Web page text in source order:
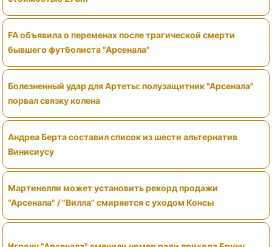
FA объявила о переменах после трагической смерти
бывшего футболиста "Арсенала"
Болезненный удар для Артеты: полузащитник "Арсенала"
порвал связку колена
Андреа Берта составил список из шести альтернатив
Винисиусу
Мартинелли может установить рекорд продажи
"Арсенала" / "Вилла" смиряется с уходом Консы